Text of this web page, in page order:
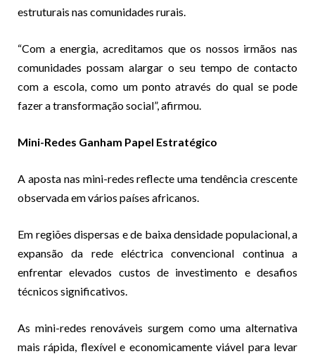
estruturais nas comunidades rurais.
“Com a energia, acreditamos que os nossos irmãos nas
comunidades possam alargar o seu tempo de contacto
com a escola, como um ponto através do qual se pode
fazer a transformação social”, afirmou.
Mini-Redes Ganham Papel Estratégico
A aposta nas mini-redes reflecte uma tendência crescente
observada em vários países africanos.
Em regiões dispersas e de baixa densidade populacional, a
expansão da rede eléctrica convencional continua a
enfrentar elevados custos de investimento e desafios
técnicos significativos.
As mini-redes renováveis surgem como uma alternativa
mais rápida, flexível e economicamente viável para levar